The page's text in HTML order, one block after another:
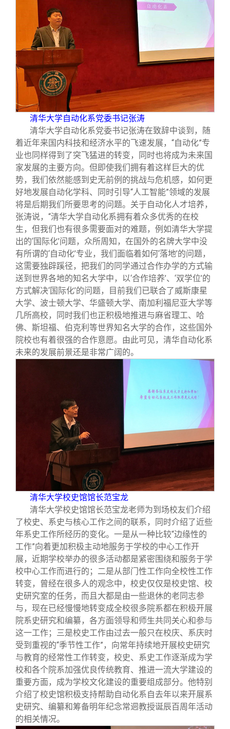
清华大学自动化系党委书记张涛
清华大学自动化系党委书记张涛在致辞中谈到，随
着近年来国内科技和经济水平的飞速发展，“自动化”专
业也同样得到了突飞猛进的转变，同时也将成为未来国
家发展的主要方向。但即使我们拥有着这样巨大的优
势，我们依然能感到史无前例的挑战与危机感，如何更
好地发展自动化学科、同时引导“人工智能”领域的发展
将是后期我们所要思考的问题。关于自动化人才培养，
张涛说，“清华大学自动化系拥有着众多优秀的在校
生，但我们也有很多需要面对的难题，例如清华大学提
出的‘国际化’问题，众所周知，在国外的名牌大学中没
有所谓的‘自动化’专业，我们面临着如何‘落地’的问题，
这需要独辟蹊径，把我们的同学通过合作办学的方式输
送到世界各地的知名大学中，以‘合作培养’、‘双学位’的
方式解决‘国际化’的问题，目前我们已联合了威斯康星
大学、波士顿大学、华盛顿大学、南加利福尼亚大学等
几所高校，同时我们也正积极地推进与麻省理工、哈
佛、斯坦福、伯克利等世界知名大学的合作，这些国外
院校也有着很强的合作意愿。由此可见，清华自动化系
未来的发展前景还是非常广阔的。
清华大学校史馆馆长范宝龙
清华大学校史馆馆长范宝龙老师为到场校友们介绍
了校史、系史与核心工作之间的联系，同时介绍了近些
年系史工作所经历的变化。一是从一种比较“边缘性的
工作”向着更加积极主动地服务于学校的中心工作开
展，近期学校举办的很多活动都是紧密围绕和服务于学
校中心工作而进行的；二是从部门性工作向全校性工作
转变，曾经在很多人的观念中，校史仅仅是校史馆、校
史研究室的任务，而且大都是由一些退休的老同志参
与，现在已经慢慢地转变成全校很多院系都在积极开展
院系史研究和编纂，各方面领导和师生共同关心和参与
这一工作；三是校史工作由过去一般只在校庆、系庆时
受到重视的“季节性工作”，向常年持续地开展校史研究
与教育的经常性工作转变，校史、系史工作逐渐成为学
校和各个院系加强优良传统教育、推进一流大学建设的
重要方面，成为学校文化建设的重要组成部分。他特别
介绍了校史馆积极支持帮助自动化系自去年以来开展系
史研究、编纂和筹备明年纪念常迵教授诞辰百周年活动
的相关情况。